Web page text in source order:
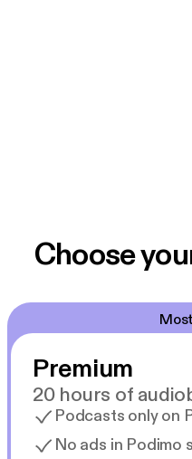
Choose
Premium
20 hours of
Podcasts only on
No ads in Podimo